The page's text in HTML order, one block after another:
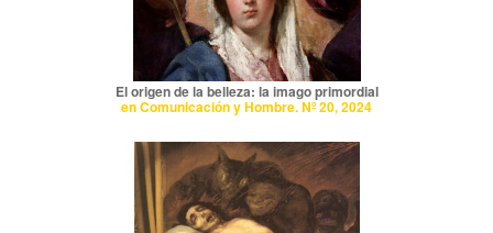
El origen de la belleza: la imago primordial
en Comunicación y Hombre. Nº 20, 2024